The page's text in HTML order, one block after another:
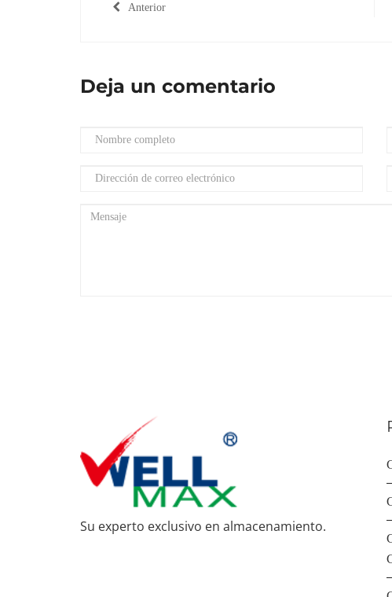
Anterior
Deja un comentario
Su experto exclusivo en almacenamiento.